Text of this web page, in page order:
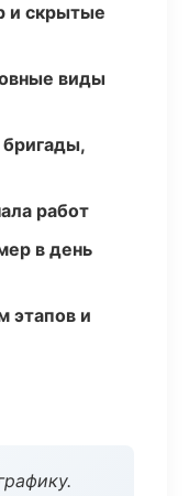
и скрытые
виды
работ
в день
этапов и